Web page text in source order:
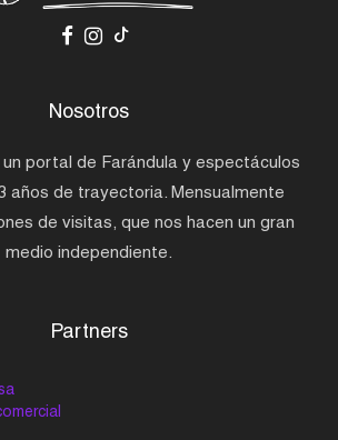
Nosotros
un portal de Farándula y espectáculos
años de trayectoria. Mensualmente
de visitas, que nos hacen un gran
medio independiente.
Partners